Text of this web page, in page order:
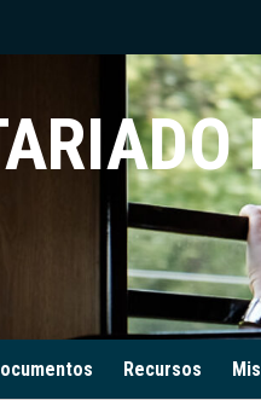
Recursos